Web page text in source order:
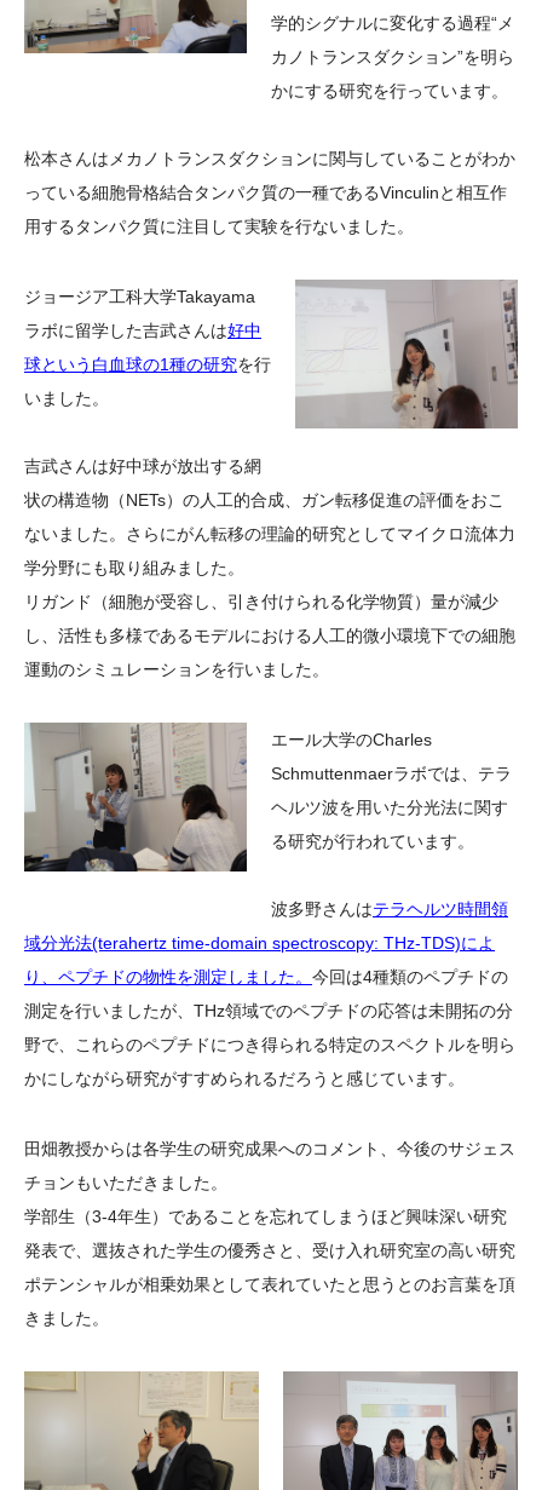
学的シグナルに変化する過程“メ
カノトランスダクション”を明ら
かにする研究を行っています。
松本さんはメカノトランスダクションに関与していることがわか
っている細胞骨格結合タンパク質の一種であるVinculinと相互作
用するタンパク質に注目して実験を行ないました。
ジョージア工科大学Takayama
ラボに留学した吉武さんは好中
球という白血球の1種の研究を行
いました。
吉武さんは好中球が放出する網
状の構造物（NETs）の人工的合成、ガン転移促進の評価をおこ
ないました。さらにがん転移の理論的研究としてマイクロ流体力
学分野にも取り組みました。
リガンド（細胞が受容し、引き付けられる化学物質）量が減少
し、活性も多様であるモデルにおける人工的微小環境下での細胞
運動のシミュレーションを行いました。
エール大学のCharles
Schmuttenmaerラボでは、テラ
ヘルツ波を用いた分光法に関す
る研究が行われています。
波多野さんはテラヘルツ時間領
域分光法(terahertz time-domain spectroscopy: THz-TDS)によ
り、ペプチドの物性を測定しました。 今回は4種類のペプチドの
測定を行いましたが、THz領域でのペプチドの応答は未開拓の分
野で、これらのペプチドにつき得られる特定のスペクトルを明ら
かにしながら研究がすすめられるだろうと感じています。
田畑教授からは各学生の研究成果へのコメント、今後のサジェス
チョンもいただきました。
学部生（3-4年生）であることを忘れてしまうほど興味深い研究
発表で、選抜された学生の優秀さと、受け入れ研究室の高い研究
ポテンシャルが相乗効果として表れていたと思うとのお言葉を頂
きました。